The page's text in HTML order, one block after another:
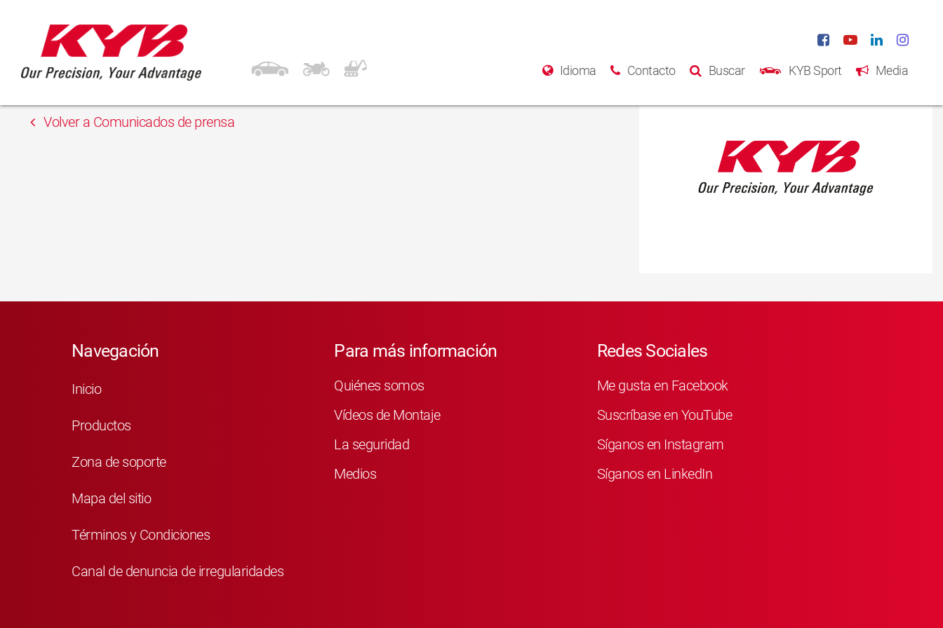
Idioma Contacto Buscar KYB Sport Media
Inter Cars
Volver a Comunicados de prensa
Navegación
Inicio
Productos
Zona de soporte
Mapa del sitio
Términos y Condiciones
Canal de denuncia de irregularidades
Para más información
Quiénes somos
Vídeos de Montaje
La seguridad
Medios
Redes Sociales
Me gusta en Facebook
Suscríbase en YouTube
Síganos en Instagram
Síganos en LinkedIn